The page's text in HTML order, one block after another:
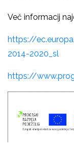
Več informacij
https://
2014-2020_sl
https://